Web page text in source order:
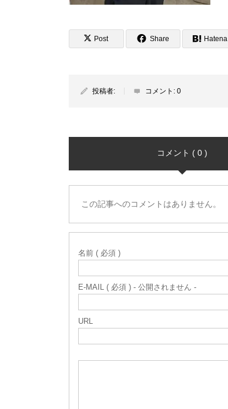
Post Share Hatena
投稿者: コメント: 0
コメント ( 0 )
この記事へのコメントはありません。
名前 ( 必須 )
E-MAIL ( 必須 ) - 公開されません -
URL